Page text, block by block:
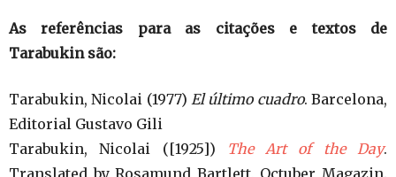
As referências para as citações e textos de
Tarabukin são:
Tarabukin, Nicolai (1977) El último cuadro. Barcelona,
Editorial Gustavo Gili
Tarabukin, Nicolai ([1925])
The Art of the Day.
Translated by Rosamund Bartlett, Octuber Magazin.